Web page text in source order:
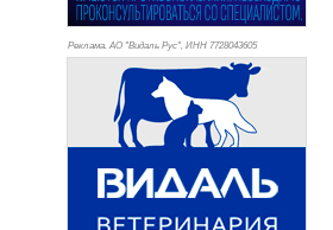
Реклама. АО "Видаль Рус", ИНН 7728043605